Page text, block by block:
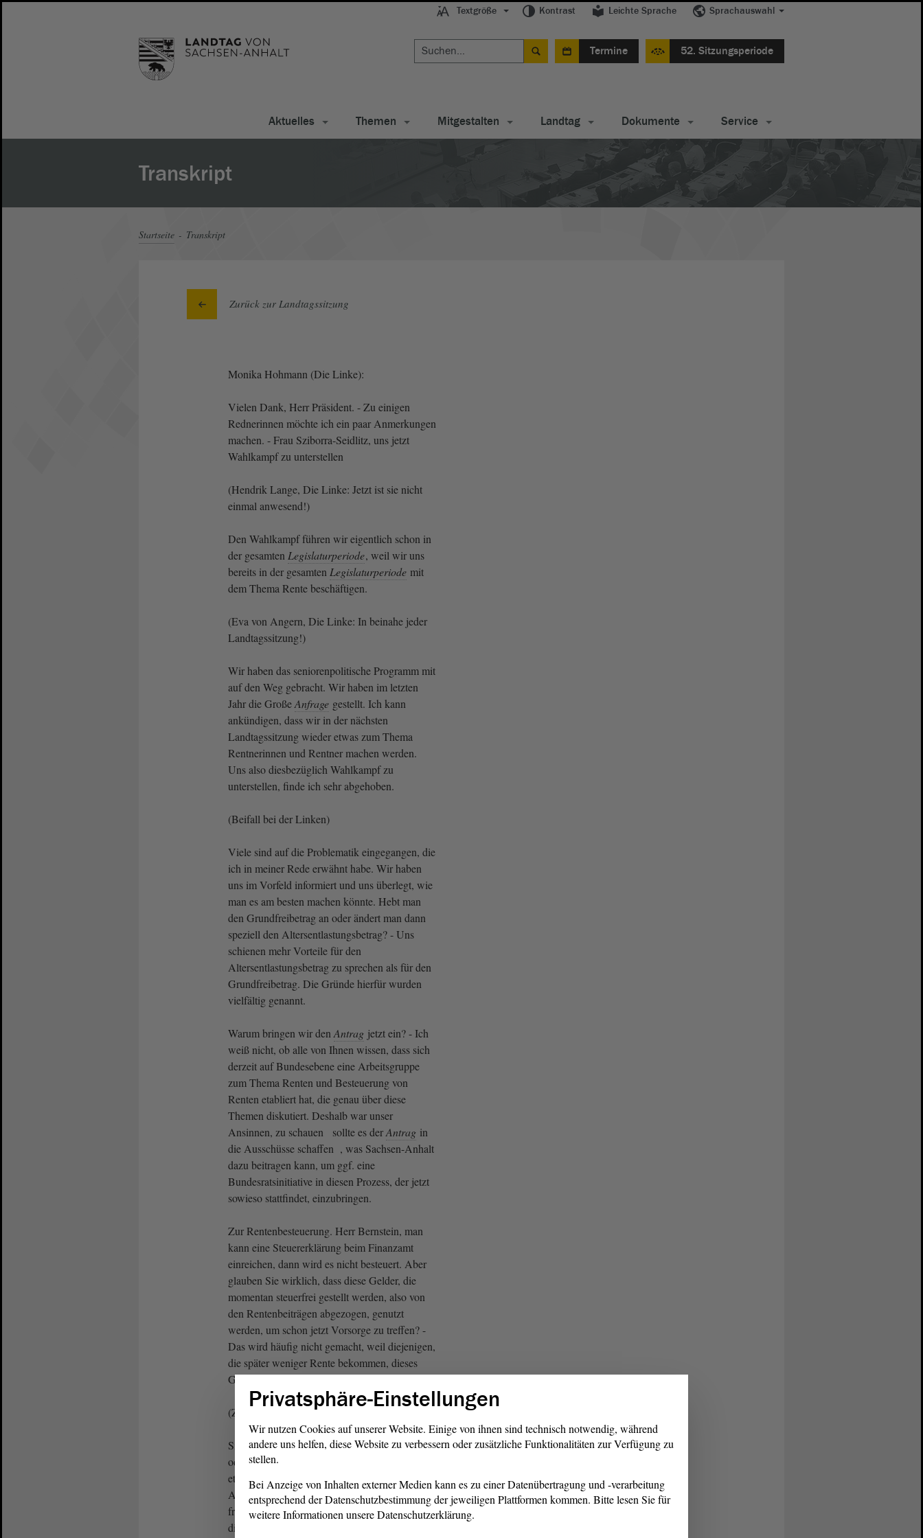
Textgröße Kontrast Leichte Sprache Sprachauswahl
Termine 52. Sitzungsperiode
Aktuelles Themen Mitgestalten Landtag Dokumente Service
Transkript
Startseite Transkript
Zurück zur Landtagssitzung
Monika Hohmann (Die Linke):
Vielen Dank, Herr Präsident. - Zu einigen
Rednerinnen möchte ich ein paar Anmerkungen
machen. - Frau Sziborra-Seidlitz, uns jetzt
Wahlkampf zu unterstellen
(Hendrik Lange, Die Linke: Jetzt ist sie nicht
einmal anwesend!)
Den Wahlkampf führen wir eigentlich schon in
der gesamten Legislaturperiode, weil wir uns
bereits in der gesamten Legislaturperiode mit
dem Thema Rente beschäftigen.
(Eva von Angern, Die Linke: In beinahe jeder
Landtagssitzung!)
Wir haben das seniorenpolitische Programm mit
auf den Weg gebracht. Wir haben im letzten
Jahr die GroßeAnfrage gestellt. Ich kann
ankündigen, dass wir in der nächsten
Landtagssitzung wieder etwas zum Thema
Rentnerinnen und Rentner machen werden.
Uns also diesbezüglich Wahlkampf zu
unterstellen, finde ich sehr abgehoben.
(Beifall bei der Linken)
Viele sind auf die Problematik eingegangen, die
ich in meiner Rede erwähnt habe. Wir haben
uns im Vorfeld informiert und uns überlegt, wie
man es am besten machen könnte. Hebt man
den Grundfreibetrag an oder ändert man dann
speziell den Altersentlastungsbetrag? - Uns
schienen mehr Vorteile für den
Altersentlastungsbetrag zu sprechen als für den
Grundfreibetrag. Die Gründe hierfür wurden
vielfältig genannt.
Warum bringen wir den Antrag jetzt ein? - Ich
weiß nicht, ob alle von Ihnen wissen, dass sich
derzeit auf Bundesebene eine Arbeitsgruppe
zum Thema Renten und Besteuerung von
Renten etabliert hat, die genau über diese
Themen diskutiert. Deshalb war unser
Ansinnen, zu schauen sollte es derAntrag in
die Ausschüsse schaffen , was Sachsen-Anhalt
dazu beitragen kann, um ggf. eine
Bundesratsinitiative in diesen Prozess, der jetzt
sowieso stattfindet, einzubringen.
Zur Rentenbesteuerung. Herr Bernstein, man
kann eine Steuererklärung beim Finanzamt
einreichen, dann wird es nicht besteuert. Aber
glauben Sie wirklich, dass diese Gelder, die
momentan steuerfrei gestellt werden, also von
den Rentenbeiträgen abgezogen, genutzt
werden, um schon jetzt Vorsorge zu treffen? -
Das wird häufig nicht gemacht, weil diejenigen,
die später weniger Rente bekommen, dieses
Geld auch jetzt brauchen.
(Zuruf von Jörg Bernstein, FDP)
Sie haben in dem Moment nicht die Möglichkeit
oder nur wenige Möglichkeiten, diesbezüglich
etwas zu tun. Insofern trägt diese
Argumentation nicht vollumfänglich. Insofern
freue ich mich, dass wir imAusschussdarüber
diskutieren können. Ich freue mich natürlich
Privatsphäre-Einstellungen
Wir nutzen Cookies auf unserer Website. Einige von ihnen sind technisch notwendig, während
andere uns helfen, diese Website zu verbessern oder zusätzliche Funktionalitäten zur Verfügung zu
stellen.
Bei Anzeige von Inhalten externer Medien kann es zu einer Datenübertragung und -verarbeitung
entsprechend der Datenschutzbestimmung der jeweiligen Plattformen kommen. Bitte lesen Sie für
weitere Informationen unsere Datenschutzerklärung.